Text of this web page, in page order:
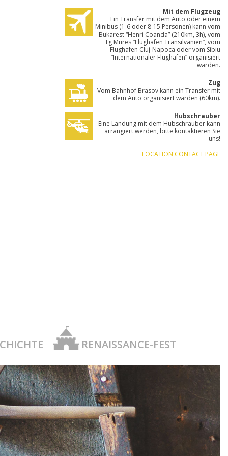
Mit dem Flugzeug
Ein Transfer mit dem Auto oder einem
Minibus (1-6 oder 8-15 Personen) kann vom
Bukarest “Henri Coanda” (210km, 3h), vom
Tg Mures “Flughafen Transilvanien”, vom
Flughafen Cluj-Napoca oder vom Sibiu
“Internationaler Flughafen” organisiert
warden.
Zug
Vom Bahnhof Brasov kann ein Transfer mit
dem Auto organisiert warden (60km).
Hubschrauber
Eine Landung mit dem Hubschrauber kann
arrangiert werden, bitte kontaktieren Sie
uns!
LOCATION CONTACT PAGE
RENAISSANCE-FEST